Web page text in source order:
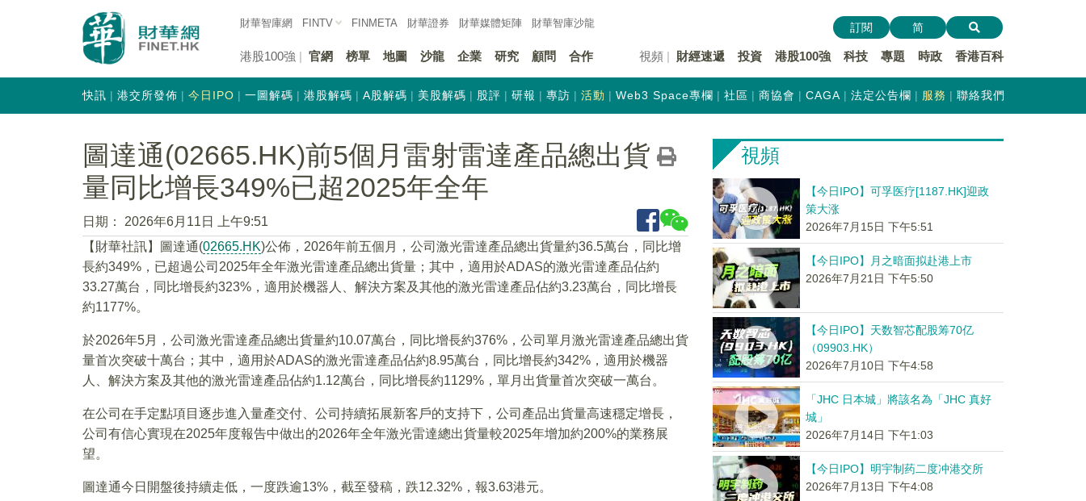
財華智庫網 FINTV FINMETA 財華證券 財華媒體矩陣 財華智庫沙龍
港股100強 官網 榜單 地圖 沙龍 企業 研究 顧問 合作 視頻 財經速遞 投資 港股100強 科技 專題 時政 香港百科
訂閱 简
快訊 港交所發佈 今日IPO 一圖解碼 港股解碼 A股解碼 美股解碼 股評 研報 專訪 活動 Web3 Space專欄 社區 商協會 CAGA 法定公告欄 服務 聯絡我們
圖達通(02665.HK)前5個月雷射雷達產品總出貨
量同比增長349%已超2025年全年
日期：
2026年6月11日 上午9:51
【財華社訊】圖達通(02665.HK)公佈，2026年前五個月，公司激光雷達產品總出貨量約36.5萬台，同比增
長約349%，已超過公司2025年全年激光雷達產品總出貨量；其中，適用於ADAS的激光雷達產品佔約
33.27萬台，同比增長約323%，適用於機器人、解決方案及其他的激光雷達產品佔約3.23萬台，同比增長
約1177%。
於2026年5月，公司激光雷達產品總出貨量約10.07萬台，同比增長約376%，公司單月激光雷達產品總出貨
量首次突破十萬台；其中，適用於ADAS的激光雷達產品佔約8.95萬台，同比增長約342%，適用於機器
人、解決方案及其他的激光雷達產品佔約1.12萬台，同比增長約1129%，單月出貨量首次突破一萬台。
在公司在手定點項目逐步進入量產交付、公司持續拓展新客戶的支持下，公司產品出貨量高速穩定增長，
公司有信心實現在2025年度報告中做出的2026年全年激光雷達總出貨量較2025年增加約200%的業務展
望。
圖達通今日開盤後持續走低，一度跌逾13%，截至發稿，跌12.32%，報3.63港元。
視頻
【今日IPO】可孚医疗[1187.HK]迎政
策大涨
2026年7月15日 下午5:51
【今日IPO】月之暗面拟赴港上市
2026年7月21日 下午5:50
【今日IPO】天数智芯配股筹70亿
（09903.HK）
2026年7月10日 下午4:58
「JHC 日本城」將該名為「JHC 真好
城」
2026年7月14日 下午1:03
【今日IPO】明宇制药二度冲港交所
2026年7月13日 下午4:08